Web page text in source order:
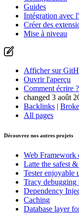
Guides
Intégration avec
Créer des
Mise à niveau
Afficher sur
Ouvrir l'aperçu
Comment écrire ?
changed 3 août
Backlinks |
All pages
Découvrez nos autres projets
Web Framework
Latte the safest
Testerenjoyable
Tracy
Dependency
Caching
Database layer